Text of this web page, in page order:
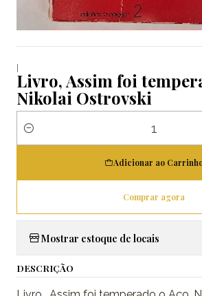
|
Livro, Assim foi
Nikolai Ostrovski
Quantidade
Adicionar ao
Comprar agora
Mostrar estoque de locais
DESCRIÇÃO